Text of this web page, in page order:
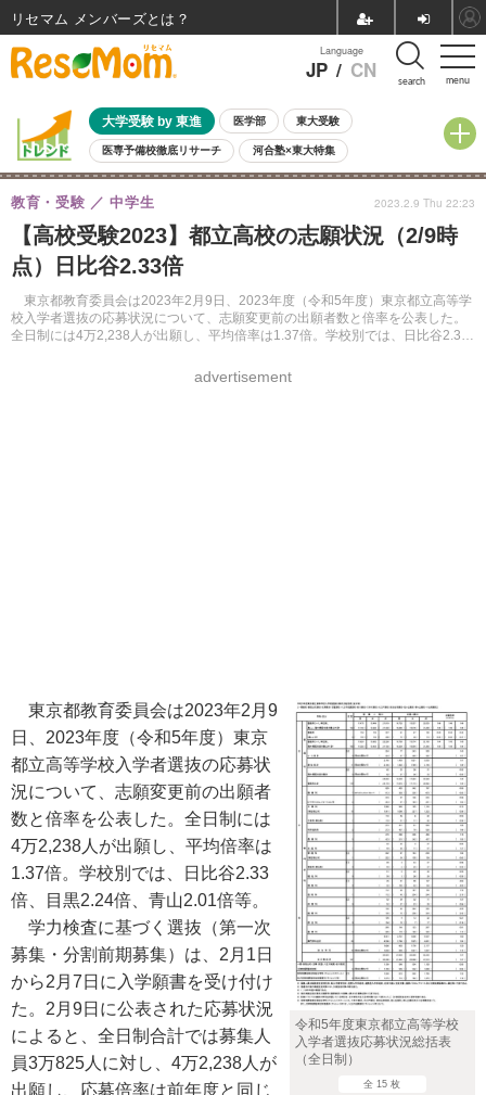
menu
Language
JP / CN search
大学受験 by 東進 医学部 東大受験
医専予備校徹底リサーチ 河合塾×東大特集
親子で考える大学選び 高校受験 中学受験 小学校受験
共通テスト 夏休み
8月開催イベント・WS 全国公立高校 過去問 人気記事
自由研究教材（小学生向け）
【高校受験2023】都立高校の志願状況（2/9時
点）日比谷2.33倍
東京都教育委員会は2023年2月9日、2023年度（令和5年度）東京都立高等学
校入学者選抜の応募状況について、志願変更前の出願者数と倍率を公表した。
全日制には4万2,238人が出願し、平均倍率は1.37倍。学校別では、日比谷2.33
教育・受験 中学生
advertisement
2023.2.9 Thu 22:23
令和5年度東京都立高等学校
入学者選抜応募状況総括表
（全日制）
全 15 枚
東京都教育委員会は2023年2月9
日、2023年度（令和5年度）東京
都立高等学校入学者選抜の応募状
況について、志願変更前の出願者
数と倍率を公表した。全日制には
4万2,238人が出願し、平均倍率は
1.37倍。学校別では、日比谷2.33
倍、目黒2.24倍、青山2.01倍等。
学力検査に基づく選抜（第一次
募集・分割前期募集）は、2月1日
から2月7日に入学願書を受け付け
た。2月9日に公表された応募状況
によると、全日制合計では募集人
員3万825人に対し、4万2,238人が
出願し、応募倍率は前年度と同じ
リセマム メンバーズ